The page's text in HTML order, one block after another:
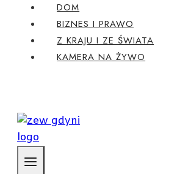
DOM
BIZNES I PRAWO
Z KRAJU I ZE ŚWIATA
KAMERA NA ŻYWO